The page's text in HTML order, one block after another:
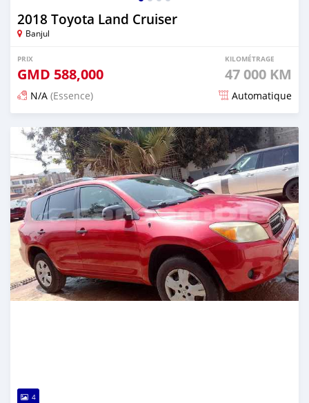
2018 Toyota Land Cruiser
Banjul
PRIX
GMD 588,000
KILOMÉTRAGE
47 000 KM
N/A (Essence) Automatique
Publié il y a 19 jours
4